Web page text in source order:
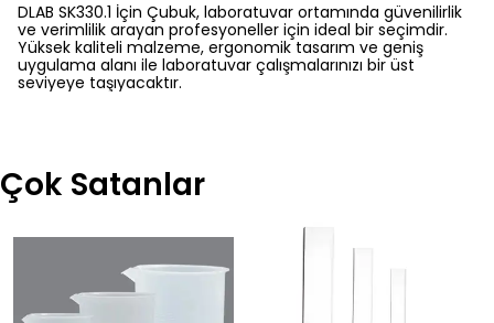
DLAB SK330.1 İçin Çubuk, laboratuvar ortamında güvenilirlik
ve verimlilik arayan profesyoneller için ideal bir seçimdir.
Yüksek kaliteli malzeme, ergonomik tasarım ve geniş
uygulama alanı ile laboratuvar çalışmalarınızı bir üst
seviyeye taşıyacaktır.
Çok Satanlar